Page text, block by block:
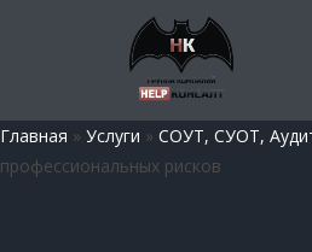
Главная » Услуги » СОУТ, СУОТ,
профессиональных рисков